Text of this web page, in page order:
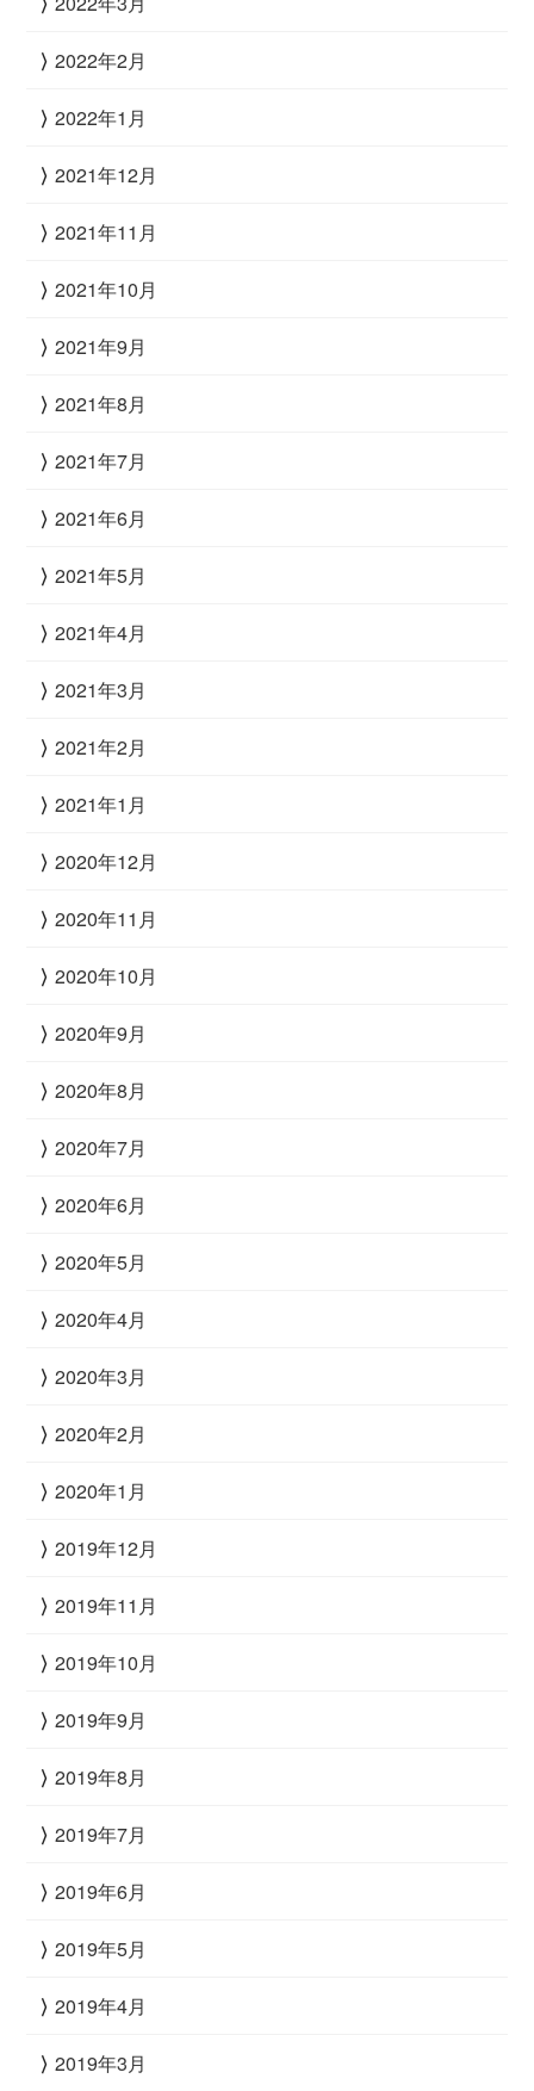
2022年2月
2022年1月
2021年12月
2021年11月
2021年10月
2021年9月
2021年8月
2021年7月
2021年6月
2021年5月
2021年4月
2021年3月
2021年2月
2021年1月
2020年12月
2020年11月
2020年10月
2020年9月
2020年8月
2020年7月
2020年6月
2020年5月
2020年4月
2020年3月
2020年2月
2020年1月
2019年12月
2019年11月
2019年10月
2019年9月
2019年8月
2019年7月
2019年6月
2019年5月
2019年4月
2019年3月